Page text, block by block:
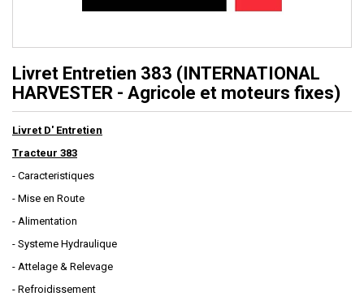
Livret Entretien 383 (INTERNATIONAL
HARVESTER - Agricole et moteurs fixes)
Livret D' Entretien
Tracteur 383
- Caracteristiques
- Mise en Route
- Alimentation
- Systeme Hydraulique
- Attelage & Relevage
- Refroidissement